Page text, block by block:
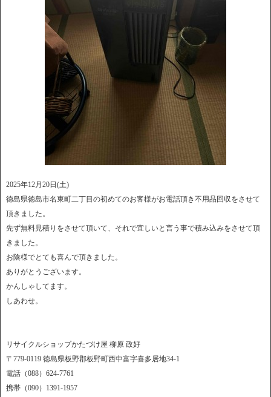
2025年12月20日(土)
徳島県徳島市名東町二丁目の初めてのお客様がお電話頂き不用品回収をさせて
頂きました。
先ず無料見積りをさせて頂いて、それで宜しいと言う事で積み込みをさせて頂
きました。
お陰様でとても喜んで頂きました。
ありがとうございます。
かんしゃしてます。
しあわせ。
リサイクルショップかたづけ屋 柳原 政好
〒779-0119 徳島県板野郡板野町西中富字喜多居地34-1
電話（088）624-7761
携帯（090）1391-1957